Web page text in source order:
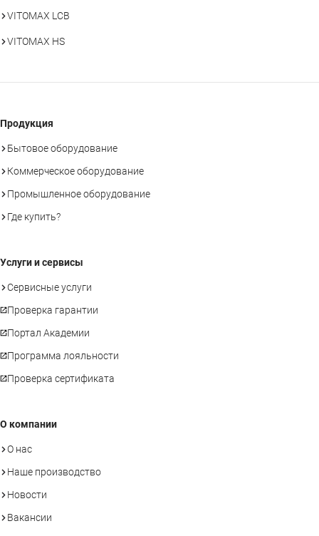
VITOMAX LCB
VITOMAX HS
Продукция
Бытовое оборудование
Коммерческое оборудование
Промышленное оборудование
Где купить?
Услуги и сервисы
Сервисные услуги
Проверка гарантии
Портал Академии
Программа лояльности
Проверка сертификата
О компании
О нас
Наше производство
Новости
Вакансии